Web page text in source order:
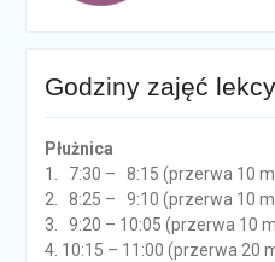
Godziny zajęć
Płużnica
1. 7:30 – 8:15 (przerwa 10
2. 8:25 – 9:10 (przerwa 10
3. 9:20 – 10:05 (przerwa 10
4. 10:15 – 11:00 (przerwa 20